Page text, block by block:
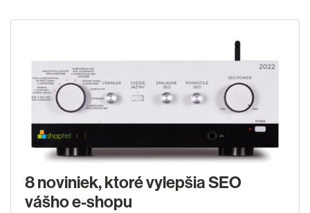
8 noviniek, ktoré vylepšia SEO
vášho e-shopu